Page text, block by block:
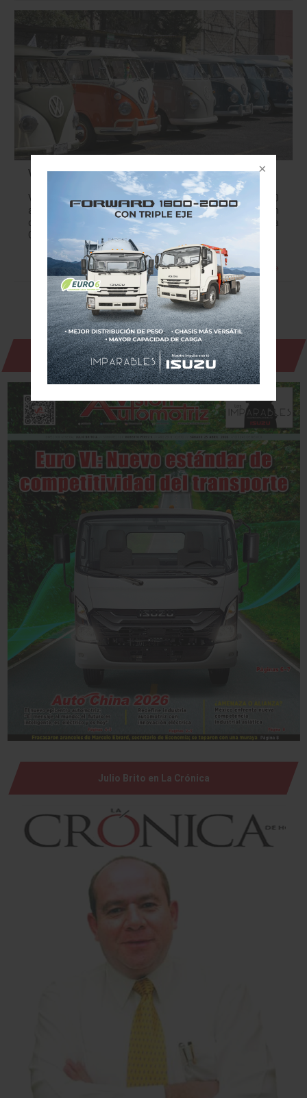
Volkswagen celebra los 70 años de la Combi
Volkswagen Vehículos Comerciales celebró el 70
aniversario a nivel mundial de su modelo Combi y, en
conjunto con el Club Karmann VW Vintage, organizó la
Caravana de Combis en la…
Leer más »
Revista Digital
Julio Brito en La Crónica